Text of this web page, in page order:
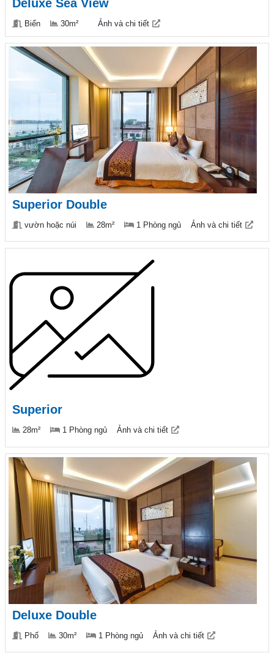
Deluxe Sea View
Biển 30m² Ảnh và chi tiết
Superior Double
vườn hoặc núi 28m² 1 Phòng ngủ Ảnh và chi tiết
Superior
28m² 1 Phòng ngủ Ảnh và chi tiết
Deluxe Double
Phố 30m² 1 Phòng ngủ Ảnh và chi tiết